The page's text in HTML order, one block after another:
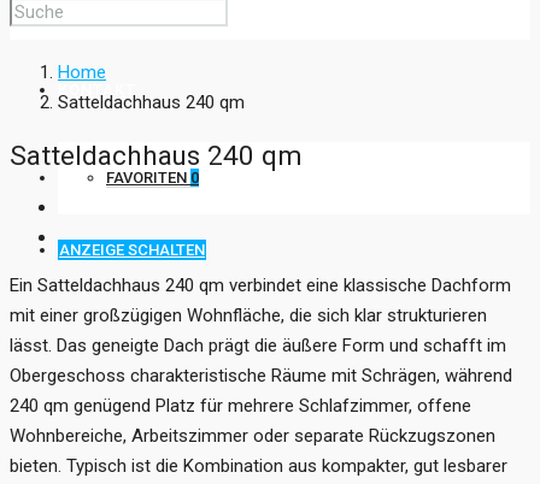
ANBIETER
FAVORITEN 0
ANZEIGE SCHALTEN
Home
Satteldachhaus 240 qm
Satteldachhaus 240 qm
Ein Satteldachhaus 240 qm verbindet eine klassische Dachform
mit einer großzügigen Wohnfläche, die sich klar strukturieren
lässt. Das geneigte Dach prägt die äußere Form und schafft im
Obergeschoss charakteristische Räume mit Schrägen, während
240 qm genügend Platz für mehrere Schlafzimmer, offene
Wohnbereiche, Arbeitszimmer oder separate Rückzugszonen
bieten. Typisch ist die Kombination aus kompakter, gut lesbarer